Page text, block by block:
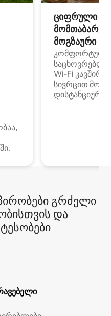
ციფრული
მოგზაური
კომფორტული
Wi‑Fi
სივრცით
დისტანციური
გრძელი
და